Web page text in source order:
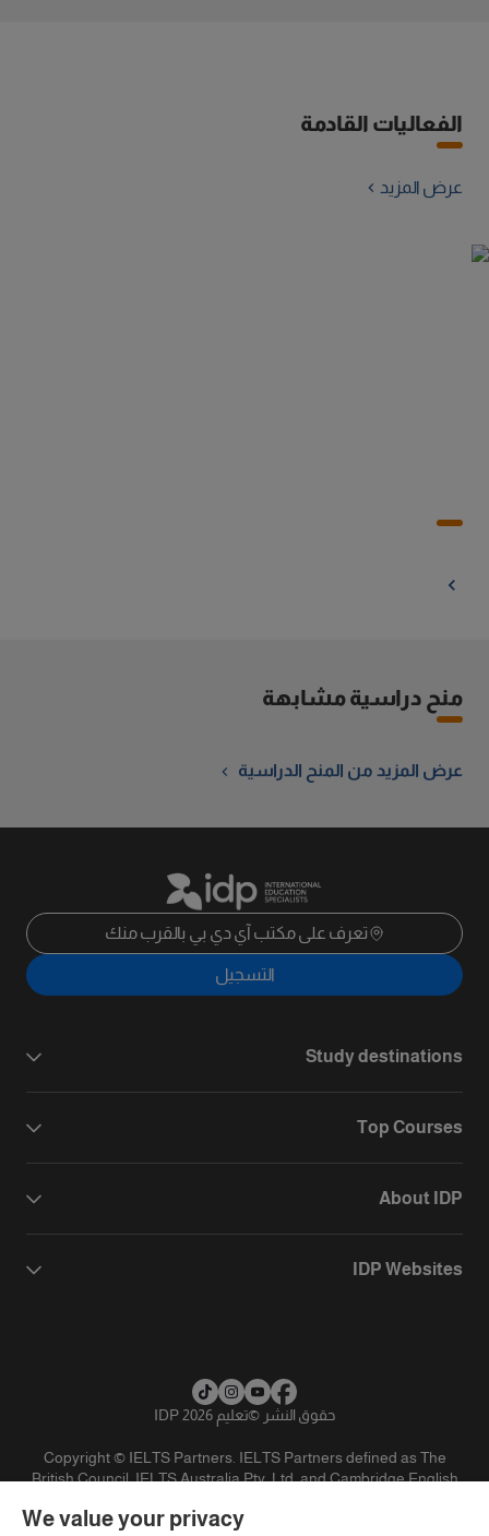
الفعاليات القادمة
عرض المزيد
منح دراسية مشابهة
عرض المزيد من المنح الدراسية
تعرف على مكتب آي دي بي بالقرب منك
التسجيل
Study destinations
Top Courses
About IDP
IDP Websites
حقوق النشر ©تعليم IDP 2026
Copyright © IELTS Partners. IELTS Partners defined as The
British Council, IELTS Australia Pty. Ltd. and Cambridge English
We value your privacy